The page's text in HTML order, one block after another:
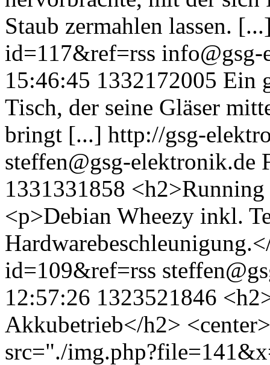
Staub zermahlen lassen.
id=117&ref=rss info@gsg-
15:46:45 1332172005 Ein
Tisch, der seine Gläser
bringt [...] http://gsg-
steffen@gsg-elektronik.de
1331331858
<p>Debian Wheezy inkl.
id=109&ref=rss
12:57:26 1323521846
Akkubetrieb</h2>
src="./